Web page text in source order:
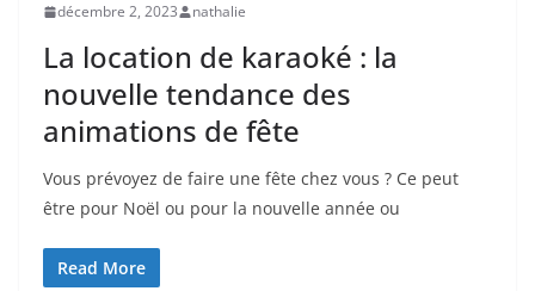
décembre 2, 2023 nathalie
La location de karaoké : la
nouvelle tendance des
animations de fête
Vous prévoyez de faire une fête chez vous ? Ce peut
être pour Noël ou pour la nouvelle année ou
Read More